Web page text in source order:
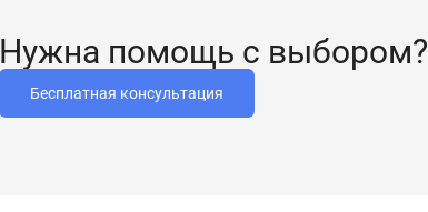
Нужна помощь с выбором?
Бесплатная консультация